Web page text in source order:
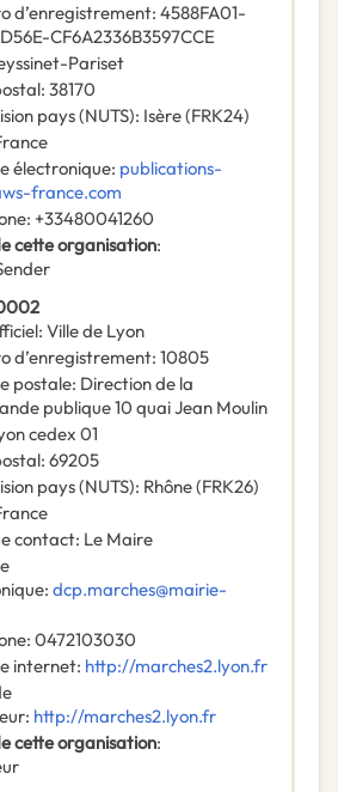
d’enregistrement: 4588FA01-
CF6A2336B3597CCE
Pariset
: 38170
pays (NUTS): Isère(FRK24)
électronique: publications-
france.com
: +33480041260
cette organisation:
: Ville de Lyon
d’enregistrement: 10805
postale: Direction de la
publique 10 quai Jean Moulin
cedex 01
: 69205
pays (NUTS): Rhône(FRK26)
contact: Le Maire
: dcp.marches@mairie-
: 0472103030
internet: http://marches2.lyon.fr
: http://marches2.lyon.fr
cette organisation: